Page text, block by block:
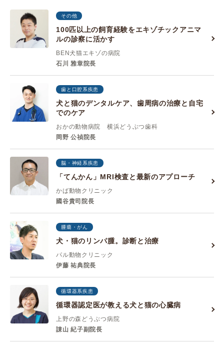
その他
100匹以上の飼育経験をエキゾチックアニマ
ルの診察に活かす
BEN犬猫エキゾの病院
石川 雅章院長
歯と口腔系疾患
犬と猫のデンタルケア、歯周病の治療と自宅
でのケア
おかの動物病院 横浜どうぶつ歯科
岡野 公禎院長
脳・神経系疾患
「てんかん」MRI検査と最新のアプローチ
かば動物クリニック
國谷貴司院長
腫瘍・がん
犬・猫のリンパ腫。診断と治療
パル動物クリニック
伊藤 祐典院長
循環器系疾患
循環器認定医が教える犬と猫の心臓病
上野の森どうぶつ病院
諌山 紀子副院長